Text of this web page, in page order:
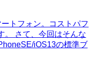
トフォン。コストパフ
。 さて、今回はそんな
iOS13の標準ブ